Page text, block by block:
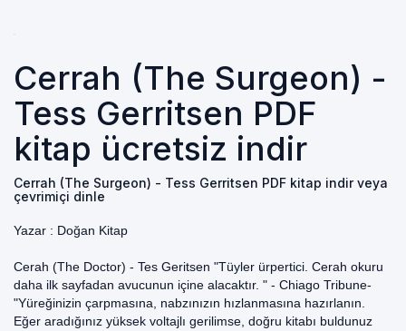
Cerrah (The Surgeon) -
Tess Gerritsen PDF
kitap ücretsiz indir
Cerrah (The Surgeon) - Tess Gerritsen PDF kitap indir veya
çevrimiçi dinle
Yazar : Doğan Kitap
Cerah (The Doctor) - Tes Geritsen "Tüyler ürpertici. Cerah okuru
daha ilk sayfadan avucunun içine alacaktır. " - Chiago Tribune-
"Yüreğinizin çarpmasına, nabzınızın hızlanmasına hazırlanın.
Eğer aradığınız yüksek voltajlı gerilimse, doğru kitabı buldunuz